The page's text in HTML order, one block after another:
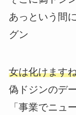
あっという間
グン
女は化けます
偽ドジンのデ
「事業でニュ